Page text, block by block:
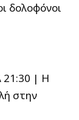
δολοφόνοι
| Η
στην